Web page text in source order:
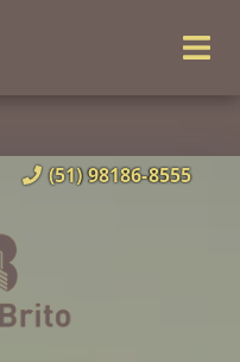
(51) 98186-8555